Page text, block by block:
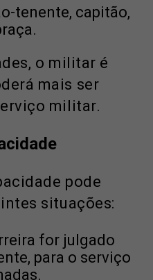
tenente, capitão,
o militar é
mais ser
militar.
pode
situações:
for julgado
para o serviço